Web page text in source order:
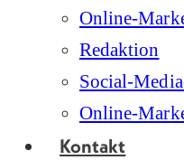
Online-
Redaktion
Social-
Online-
Kontakt